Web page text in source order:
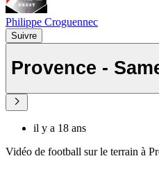
Philippe Croguennec
Suivre
Provence -
il y a 18 ans
Vidéo de football sur le terrain à